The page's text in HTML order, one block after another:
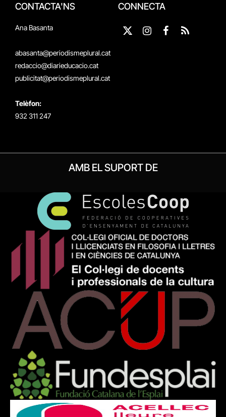
CONTACTA'NS
Ana Basanta
abasanta@periodismeplural.cat
redaccio@diarieducacio.cat
publicitat@periodismeplural.cat
Telèfon:
932 311 247
CONNECTA
X
Instagram
Facebook
RSS
AMB EL SUPORT DE